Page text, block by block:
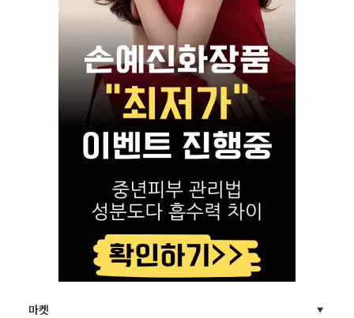
마켓